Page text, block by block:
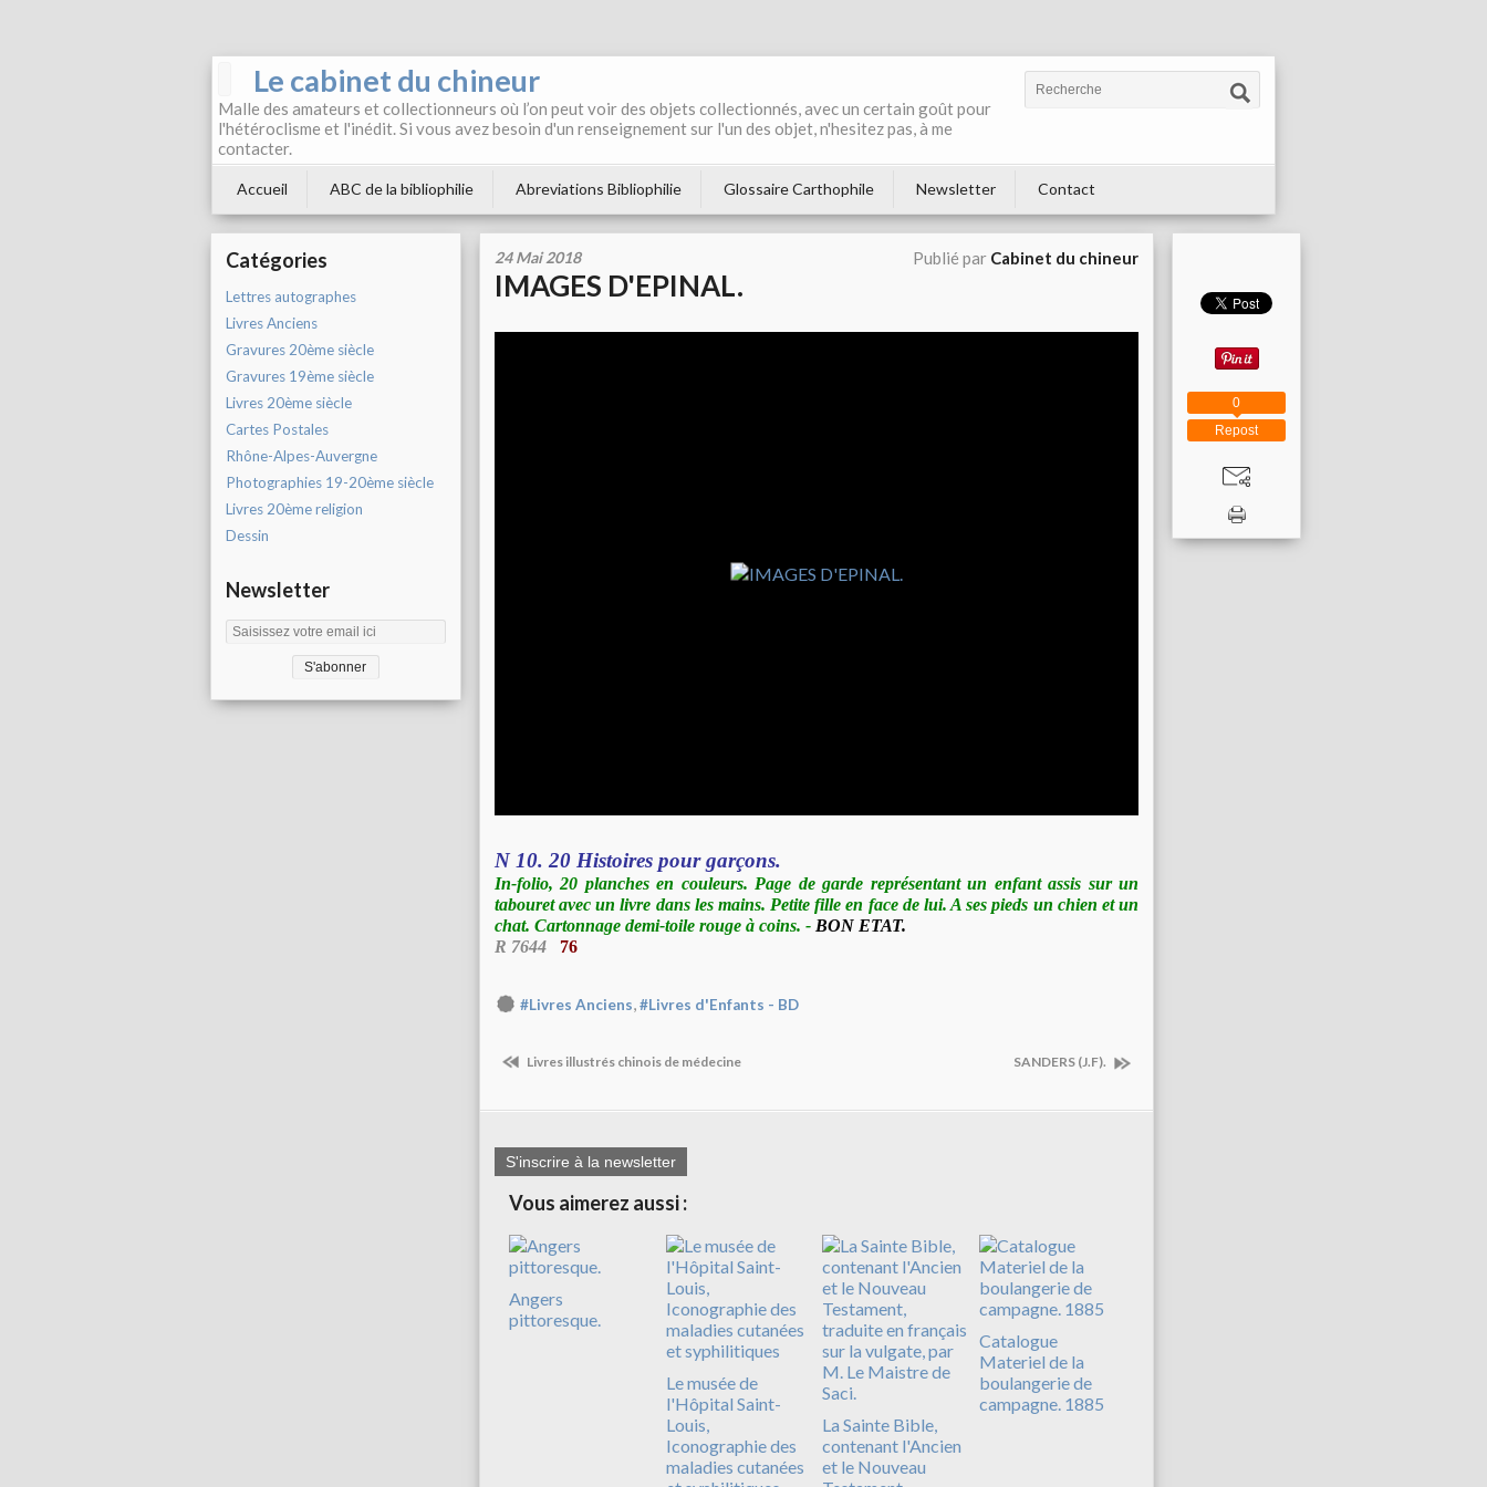
Le cabinet du chineur
Malle des amateurs et collectionneurs où l’on peut voir des objets collectionnés, avec un certain goût pour
l'hétéroclisme et l'inédit. Si vous avez besoin d'un renseignement sur l'un des objet, n'hesitez pas, à me
contacter.
Accueil ABC de la bibliophilie Abreviations Bibliophilie Glossaire Carthophile Newsletter Contact
Catégories
Lettres autographes
Livres Anciens
Gravures 20ème siècle
Gravures 19ème siècle
Livres 20ème siècle
Cartes Postales
Rhône-Alpes-Auvergne
Photographies 19-20ème siècle
Livres 20ème religion
Dessin
Newsletter
24 Mai 2018 Publié par Cabinet du chineur
IMAGES D'EPINAL.
N 10. 20 Histoires pour garçons.
In-folio, 20 planches en couleurs. Page de garde représentant un enfant assis sur un
tabouret avec un livre dans les mains. Petite fille en face de lui. A ses pieds un chien et un
chat. Cartonnage demi-toile rouge à coins. - BON ETAT.
R 7644
76
#Livres Anciens #Livres d'Enfants - BD
Livres illustrés chinois de médecine SANDERS (J.F).
S'inscrire à la newsletter
Vous aimerez aussi :
Angers
pittoresque.
Le musée de
l'Hôpital Saint-
Louis,
Iconographie des
maladies cutanées
La Sainte Bible,
contenant l'Ancien
et le Nouveau
Catalogue
Materiel de la
boulangerie de
campagne. 1885
Repost
0